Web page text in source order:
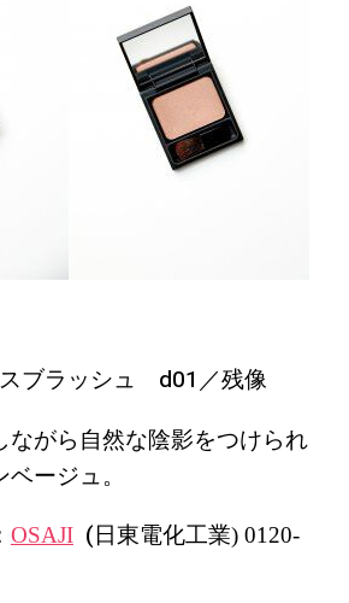
ブラッシュ d01／残像
ながら自然な陰影をつけられ
ージュ。
OSAJI(日東電化工業) 0120-